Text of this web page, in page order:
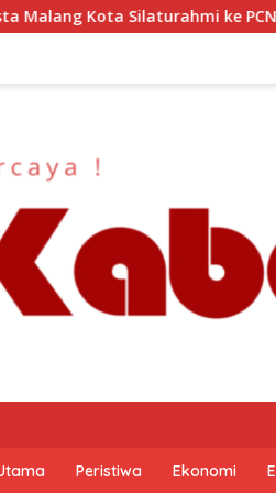
Perkuat Sinergi Ulama dan
Peristiwa Ekonomi